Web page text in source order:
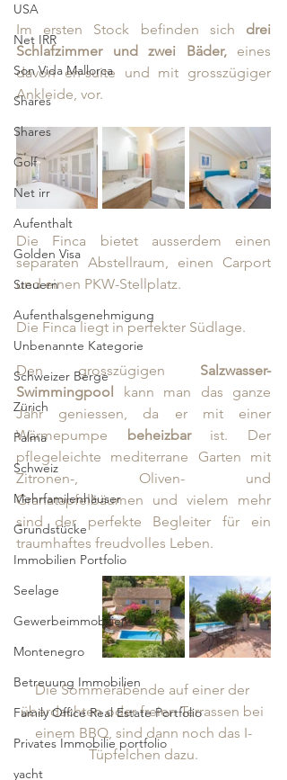
USA
Net IRR
Son Vida Mallorca
Shares
Shares
Golf
Net irr
Aufenthalt
Golden Visa
Steuern
Aufenthalsgenehmigung
Unbenannte Kategorie
Schweizer Berge
Zürich
Palma
Schweiz
Mehrfamilenhäuser
Grundstücke
Immobilien Portfolio
Seelage
Gewerbeimmobilien
Montenegro
Betreuung Immobilien
Family Office Real Estate Portfolio
Privates Immobilie portfolio
yacht
Im ersten Stock befinden sich drei
Schlafzimmer und zwei Bäder, eines
davon en-suite und mit grosszügiger
Ankleide, vor.
Die Finca bietet ausserdem einen
separaten Abstellraum, einen Carport
und einen PKW-Stellplatz.
Die Finca liegt in perfekter Südlage.
Den grosszügigen Salzwasser-
Swimmingpool
kann man das ganze
Jahr geniessen, da er mit einer
Wärmepumpe
beheizbar ist. Der
pflegeleichte mediterrane Garten mit
Zitronen-, Oliven- und
Granatapfelbäumen und vielem mehr
sind der perfekte Begleiter für ein
traumhaftes freudvolles Leben.
Die Sommerabende auf einer der
überdachten oder freien Terrassen bei
einem BBQ, sind dann noch das I-
Tüpfelchen dazu.